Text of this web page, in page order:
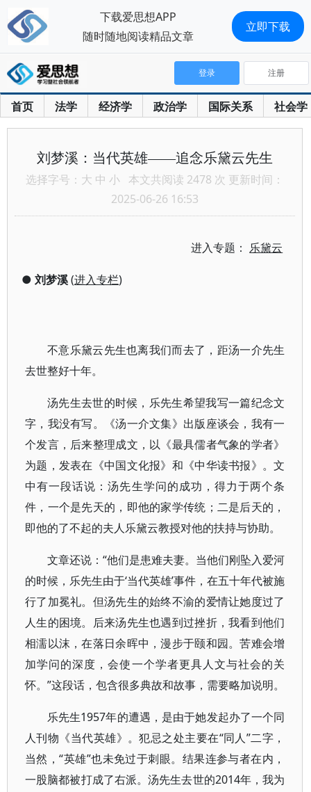
首页 法学 经济学 政治学 国际关系 社会学
登录 注册
刘梦溪：当代英雄——追念乐黛云先生
选择字号： 大 中 小 本文共阅读 2478 次 更新时间：
2025-06-26 16:53
进入专题： 乐黛云
● 刘梦溪(进入专栏)
不意乐黛云先生也离我们而去了，距汤一介先生
去世整好十年。
汤先生去世的时候，乐先生希望我写一篇纪念文
字，我没有写。《汤一介文集》出版座谈会，我有一
个发言，后来整理成文，以《最具儒者气象的学者》
为题，发表在《中国文化报》和《中华读书报》。文
中有一段话说：汤先生学问的成功，得力于两个条
件，一个是先天的，即他的家学传统；二是后天的，
即他的了不起的夫人乐黛云教授对他的扶持与协助。
文章还说：“他们是患难夫妻。当他们刚坠入爱河
的时候，乐先生由于‘当代英雄’事件，在五十年代被施
行了加冕礼。但汤先生的始终不渝的爱情让她度过了
人生的困境。后来汤先生也遇到过挫折，我看到他们
相濡以沫，在落日余晖中，漫步于颐和园。苦难会增
加学问的深度，会使一个学者更具人文与社会的关
怀。”这段话，包含很多典故和故事，需要略加说明。
乐先生1957年的遭遇，是由于她发起办了一个同
人刊物《当代英雄》。犯忌之处主要在“同人”二字，
当然，“英雄”也未免过于刺眼。结果连参与者在内，
一股脑都被打成了右派。汤先生去世的2014年，我为
下载爱思想APP
随时随地阅读精品文章
立即下载